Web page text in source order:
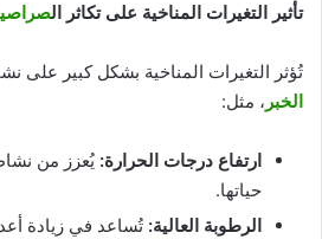
تأثير التغيرات المناخية على تكاثر ال
تُؤثر التغيرات المناخية بشكل كبير على
الخبر ، مثل:
ارتفاع درجات الحرارة: يُعزز من
حياتها.
الرطوبة العالية: تُساعد في زيادة